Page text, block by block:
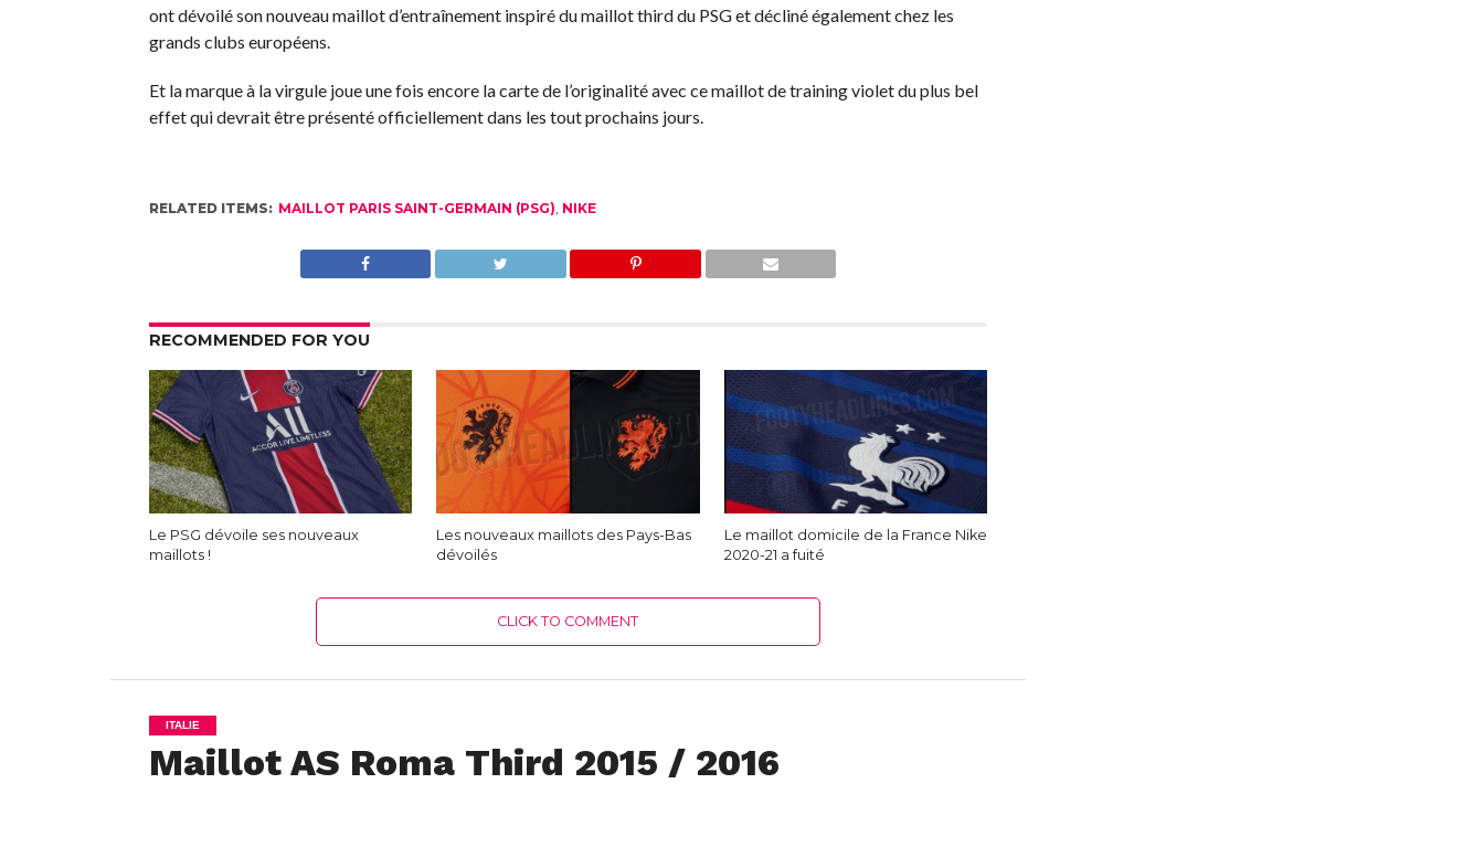
ont dévoilé son nouveau maillot d’entraînement inspiré du maillot third du PSG et décliné également chez les
grands clubs européens.
Et la marque à la virgule joue une fois encore la carte de l’originalité avec ce maillot de training violet du plus bel
effet qui devrait être présenté officiellement dans les tout prochains jours.
RELATED ITEMS: MAILLOT PARIS SAINT-GERMAIN (PSG), NIKE
RECOMMENDED FOR YOU
Le PSG dévoile ses nouveaux
maillots !
Les nouveaux maillots des Pays-Bas
dévoilés
Le maillot domicile de la France Nike
2020-21 a fuité
CLICK TO COMMENT
ITALIE
Maillot AS Roma Third 2015 / 2016